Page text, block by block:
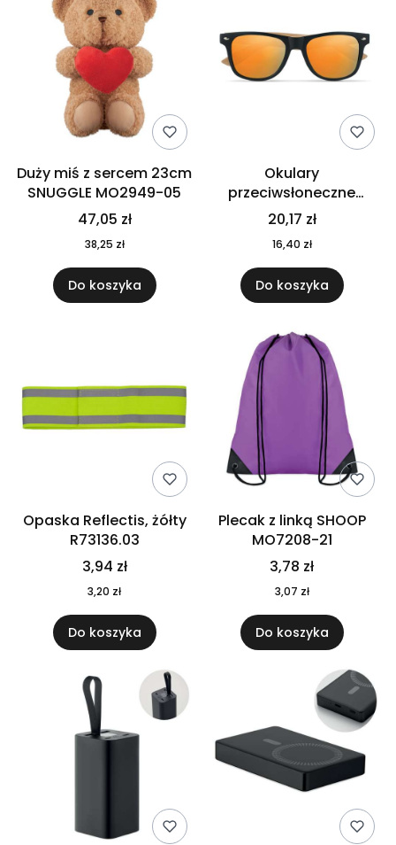
Duży miś z sercem 23cm
SNUGGLE MO2949-05
47,05 zł
38,25 zł
Do koszyka
Okulary
przeciwsłoneczne
CALIFORNIA TOUCH
MO9617-10
20,17 zł
16,40 zł
Do koszyka
Opaska Reflectis, żółty
R73136.03
3,94 zł
3,20 zł
Do koszyka
Plecak z linką SHOOP
MO7208-21
3,78 zł
3,07 zł
Do koszyka